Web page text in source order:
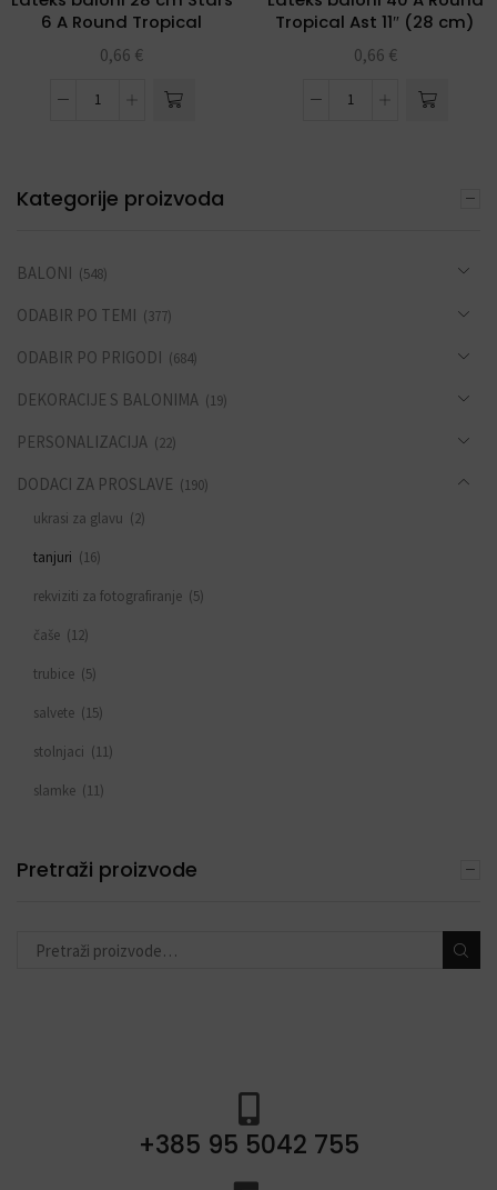
6 A Round Tropical
0,66 €
Tropical Ast 11″ (28 cm)
0,66 €
Kategorije proizvoda
BALONI (548)
ODABIR PO TEMI (377)
ODABIR PO PRIGODI (684)
DEKORACIJE S BALONIMA (19)
PERSONALIZACIJA (22)
DODACI ZA PROSLAVE (190)
ukrasi za glavu (2)
tanjuri (16)
rekviziti za fotografiranje (5)
čaše (12)
trubice (5)
salvete (15)
stolnjaci (11)
slamke (11)
trake (4)
konfete i topovi (13)
Pretraži proizvode
+385 95 5042 755